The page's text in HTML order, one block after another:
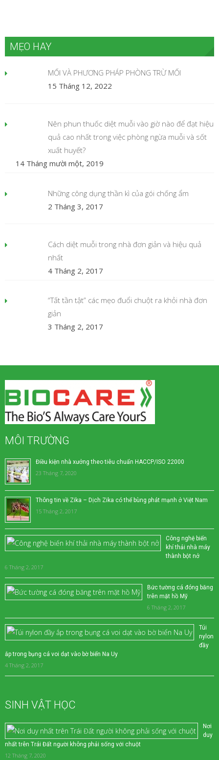
MẸO HAY
MỐI VÀ PHƯƠNG PHÁP PHÒNG TRỪ MỐI
15 Tháng 12, 2022
Nên phun thuốc diệt muỗi vào giờ nào để đạt hiệu
quả cao nhất trong việc phòng ngừa muỗi và sốt
xuất huyết?
14 Tháng mười một, 2019
Những công dụng thần kì của gói chống ẩm
2 Tháng 3, 2017
Cách diệt muỗi trong nhà đơn giản và hiệu quả
nhất
4 Tháng 2, 2017
“Tất tần tật” các mẹo đuổi chuột ra khỏi nhà đơn
giản
3 Tháng 2, 2017
MÔI TRƯỜNG
Điều kiện nhà xưởng theo tiêu chuẩn HACCP/ISO 22000
23 Tháng 7, 2020
Thông tin về Zika – Dịch Zika có thể bùng phát mạnh ở Việt Nam
15 Tháng 2, 2017
Công nghệ biến
khí thải nhà máy
thành bột nở
6 Tháng 2, 2017
Bức tường cá đóng băng
trên mặt hồ Mỹ
6 Tháng 2, 2017
Túi
nylon
đầy
ắp trong bụng cá voi dạt vào bờ biển Na Uy
4 Tháng 2, 2017
SINH VẬT HỌC
Nơi
duy
nhất trên Trái Đất người không phải sống với chuột
12 Tháng 7, 2020